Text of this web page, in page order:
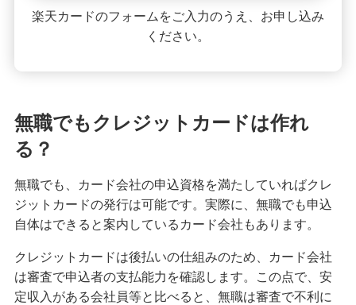
2枚目のクレジットカードを持つメリット・デメリ
ットは？選び方や使い分けも解説
クレジットカードの請求元を調べる方法！明細書
クレジットカードは何歳から申し込みが可能？審
査に不安なときの対処法も紹介
クレジットカードのタッチ決済を分かりやすく解
説！メリットや使い方のコツも紹介
楽天カードのフォームをご入力のうえ、お申し込み
ください。
無職でもクレジットカードは作れ
る？
無職でも、カード会社の申込資格を満たしていればクレ
ジットカードの発行は可能です。実際に、無職でも申込
自体はできると案内しているカード会社もあります。
クレジットカードは後払いの仕組みのため、カード会社
は審査で申込者の支払能力を確認します。この点で、安
定収入がある会社員等と比べると、無職は審査で不利に